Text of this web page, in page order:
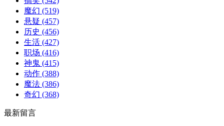
魔幻 (519)
悬疑 (457)
历史 (456)
生活 (427)
职场 (416)
神鬼 (415)
动作 (388)
魔法 (386)
奇幻 (368)
最新留言